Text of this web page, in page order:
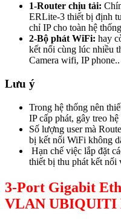
1-Router chịu tải:
ERLite-3 thiết bị định
chỉ IP cho toàn hệ
2-Bộ phát WiFi: hay
kết nối cùng lúc nhiều
Camera wifi, IP phone..
Lưu ý
Trong hệ thống nên
IP cấp phát, gây treo
Số lượng user mà
bị kết nối WiFi không
Hạn chế việc lắp đặt
thiết bị thu phát kết nối
3-Port Gigabit
VLAN UBIQUITI